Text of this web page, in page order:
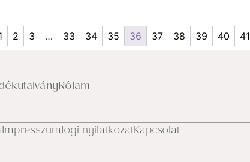
2 3 … 33 34 35 36 37 38 39 40 41
Rólam
ImpresszumJogi nyilatkozatKapcsolat